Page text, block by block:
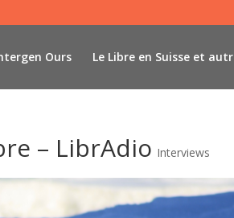
Ours Le Libre en Suisse et
– LibrAdio Interviews